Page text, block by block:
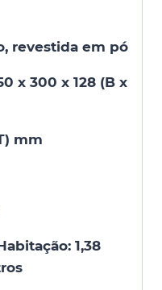
revestida em pó
x 300 x 128 (B x
mm
1,38